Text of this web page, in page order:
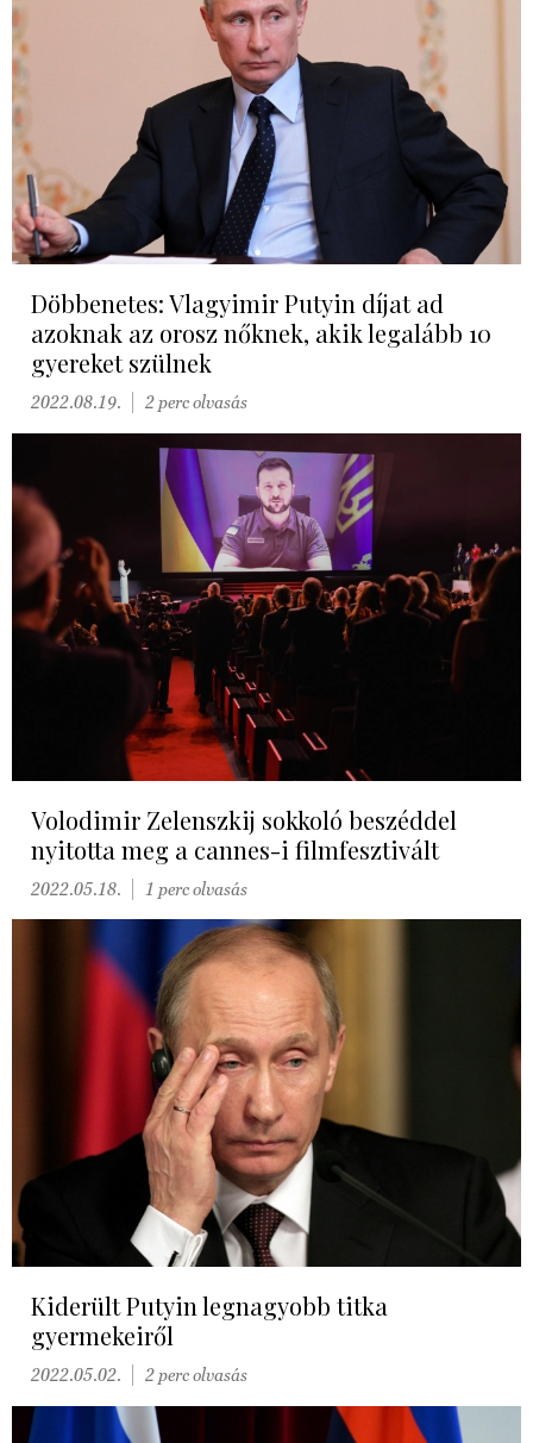
Döbbenetes: Vlagyimir Putyin díjat ad
azoknak az orosz nőknek, akik legalább 10
gyereket szülnek
2022.08.19. 2 perc olvasás
Volodimir Zelenszkij sokkoló beszéddel
nyitotta meg a cannes-i filmfesztivált
2022.05.18. 1 perc olvasás
Kiderült Putyin legnagyobb titka
gyermekeiről
2022.05.02. 2 perc olvasás